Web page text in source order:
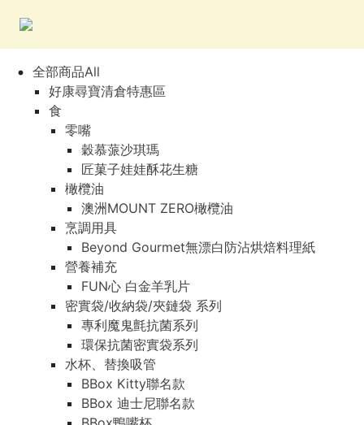
全部商品All
好康尋寶清倉特惠區
食
零嘴
穀慕蒎沙琪瑪
匠菓子娃娃酥花生糖
橄欖油
澳洲MOUNT ZERO橄欖油
烹調用具
Beyond Gourmet無漂白防沾烘焙料理紙
營養補充
FUN心 白金羊乳片
密實袋/收納袋/夾鏈袋 系列
專利魔鬼氈抗菌系列
環保抗菌密實袋系列
水杯、替換吸管
BBox Kitty聯名款
BBox 迪士尼聯名款